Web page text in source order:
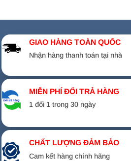
GIAO HÀNG TOÀN QUỐC
Nhận hàng thanh toán tại nhà
MIỄN PHÍ ĐỔI TRẢ HÀNG
1 đổi 1 trong 30 ngày
CHẤT LƯỢNG ĐẢM BẢO
Cam kết hàng chính hãng